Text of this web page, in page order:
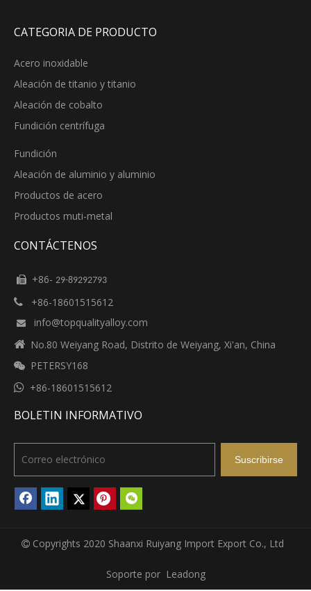
CATEGORIA DE PRODUCTO
Acero inoxidable
Aleación de titanio y titanio
Aleación de cobalto
Fundición centrífuga
Fundición
Aleación de aluminio y aluminio
Productos de acero
Productos muti-metal
CONTÁCTENOS
 +86- 29-89292793
 +86-18601515612
 info@topqualityalloy.com
 No.80 Weiyang Road, Distrito de Weiyang, Xi'an, China
 PETERSY168
 +86-18601515612
BOLETIN INFORMATIVO
Suscribirse
 Copyrights 2020 Shaanxi Ruiyang Import Export Co., Ltd
Soporte por Leadong